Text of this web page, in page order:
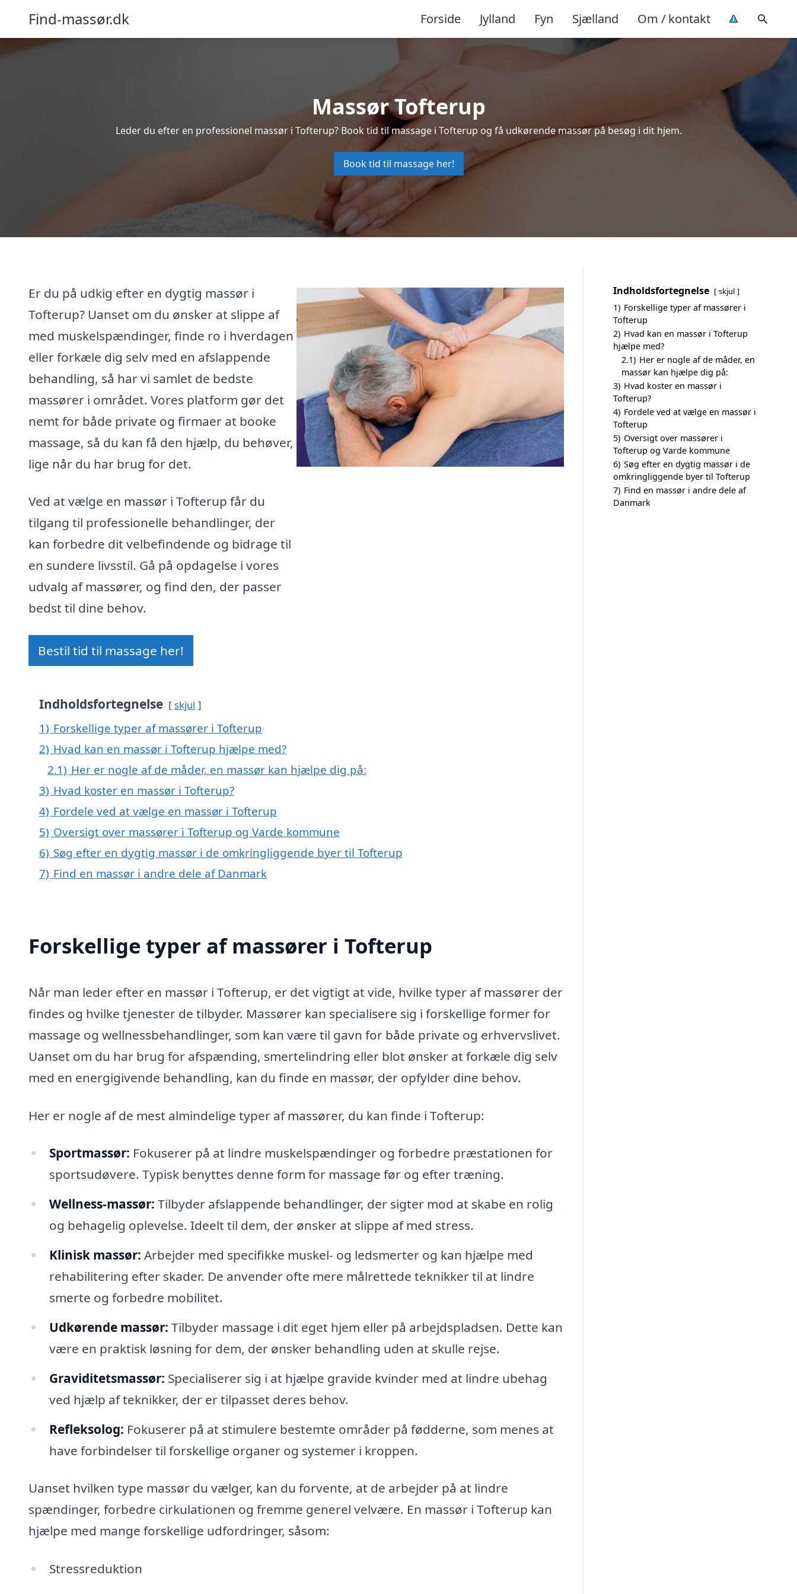
Find-massør.dk Forside Jylland Fyn Sjælland Om / kontakt
Massør Tofterup
Leder du efter en professionel massør i Tofterup? Book tid til massage i Tofterup og få udkørende massør på besøg i dit hjem.
Book tid til massage her!
Er du på udkig efter en dygtig massør i
Tofterup? Uanset om du ønsker at slippe af
med muskelspændinger, finde ro i hverdagen
eller forkæle dig selv med en afslappende
behandling, så har vi samlet de bedste
massører i området. Vores platform gør det
nemt for både private og firmaer at booke
massage, så du kan få den hjælp, du behøver,
lige når du har brug for det.
Ved at vælge en massør i Tofterup får du
tilgang til professionelle behandlinger, der
kan forbedre dit velbefindende og bidrage til
en sundere livsstil. Gå på opdagelse i vores
udvalg af massører, og find den, der passer
bedst til dine behov.
Bestil tid til massage her!
Indholdsfortegnelse skjul
1) Forskellige typer af massører i Tofterup
2) Hvad kan en massør i Tofterup hjælpe med?
2.1) Her er nogle af de måder, en massør kan hjælpe dig på:
3) Hvad koster en massør i Tofterup?
4) Fordele ved at vælge en massør i Tofterup
5) Oversigt over massører i Tofterup og Varde kommune
6) Søg efter en dygtig massør i de omkringliggende byer til Tofterup
7) Find en massør i andre dele af Danmark
Forskellige typer af massører i Tofterup
Når man leder efter en massør i Tofterup, er det vigtigt at vide, hvilke typer af massører der
findes og hvilke tjenester de tilbyder. Massører kan specialisere sig i forskellige former for
massage og wellnessbehandlinger, som kan være til gavn for både private og erhvervslivet.
Uanset om du har brug for afspænding, smertelindring eller blot ønsker at forkæle dig selv
med en energigivende behandling, kan du finde en massør, der opfylder dine behov.
Her er nogle af de mest almindelige typer af massører, du kan finde i Tofterup:
Sportmassør: Fokuserer på at lindre muskelspændinger og forbedre præstationen for
sportsudøvere. Typisk benyttes denne form for massage før og efter træning.
Wellness-massør: Tilbyder afslappende behandlinger, der sigter mod at skabe en rolig
og behagelig oplevelse. Ideelt til dem, der ønsker at slippe af med stress.
Klinisk massør: Arbejder med specifikke muskel- og ledsmerter og kan hjælpe med
rehabilitering efter skader. De anvender ofte mere målrettede teknikker til at lindre
smerte og forbedre mobilitet.
Udkørende massør: Tilbyder massage i dit eget hjem eller på arbejdspladsen. Dette kan
være en praktisk løsning for dem, der ønsker behandling uden at skulle rejse.
Graviditetsmassør: Specialiserer sig i at hjælpe gravide kvinder med at lindre ubehag
ved hjælp af teknikker, der er tilpasset deres behov.
Refleksolog: Fokuserer på at stimulere bestemte områder på fødderne, som menes at
have forbindelser til forskellige organer og systemer i kroppen.
Uanset hvilken type massør du vælger, kan du forvente, at de arbejder på at lindre
spændinger, forbedre cirkulationen og fremme generel velvære. En massør i Tofterup kan
hjælpe med mange forskellige udfordringer, såsom:
Stressreduktion
Indholdsfortegnelse skjul
1) Forskellige typer af massører i
Tofterup
2) Hvad kan en massør i Tofterup
hjælpe med?
2.1) Her er nogle af de måder, en
massør kan hjælpe dig på:
3) Hvad koster en massør i
Tofterup?
4) Fordele ved at vælge en massør i
Tofterup
5) Oversigt over massører i
Tofterup og Varde kommune
6) Søg efter en dygtig massør i de
omkringliggende byer til Tofterup
7) Find en massør i andre dele af
Danmark